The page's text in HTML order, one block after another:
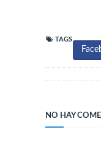
TAGS
NO HAY